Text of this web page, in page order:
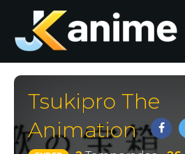
Tsukipro The
Animation